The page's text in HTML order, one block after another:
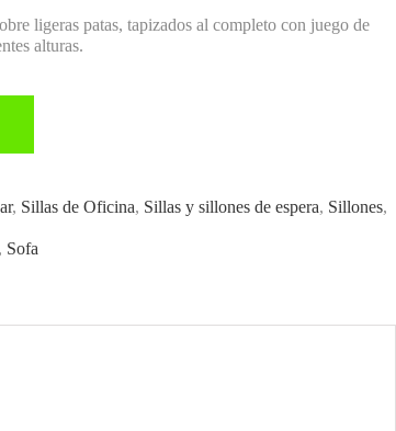
ligeras patas, tapizados al completo con juego de
alturas.
, Sillas de Oficina, Sillas y sillones de espera, Sillones,
, Sofa